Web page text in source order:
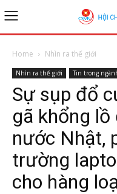
Home Nhìn ra thế giới
Nhìn ra thế giới Tin trong
Sự sụp đổ
gã khổng
nước Nhật,
trường
cho hàng